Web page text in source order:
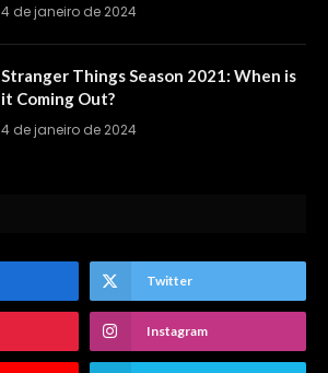
4 de janeiro de 2024
Stranger Things Season 2021: When is
it Coming Out?
4 de janeiro de 2024
Twitter
Instagram